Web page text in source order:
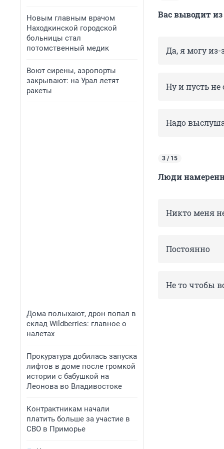
Новым главным врачом
Находкинской городской
больницы стал
потомственный медик
Воют сирены, аэропорты
закрывают: на Урал летят
ракеты
Дома полыхают, дрон попал в
склад Wildberries: главное о
налетах
Прокуратура добилась запуска
лифтов в доме после громкой
истории с бабушкой на
Леонова во Владивостоке
Контрактникам начали
платить больше за участие в
СВО в Приморье
Вас выводит
Да, я могу из-
Ну и пусть
Надо
3 / 15
Люди
Никто меня
Постоянно
Не то чтобы